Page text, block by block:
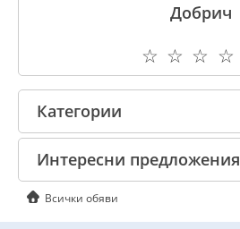
Добрич
☆
☆
☆
☆
Категории
Интересни предложения
Всички обяви